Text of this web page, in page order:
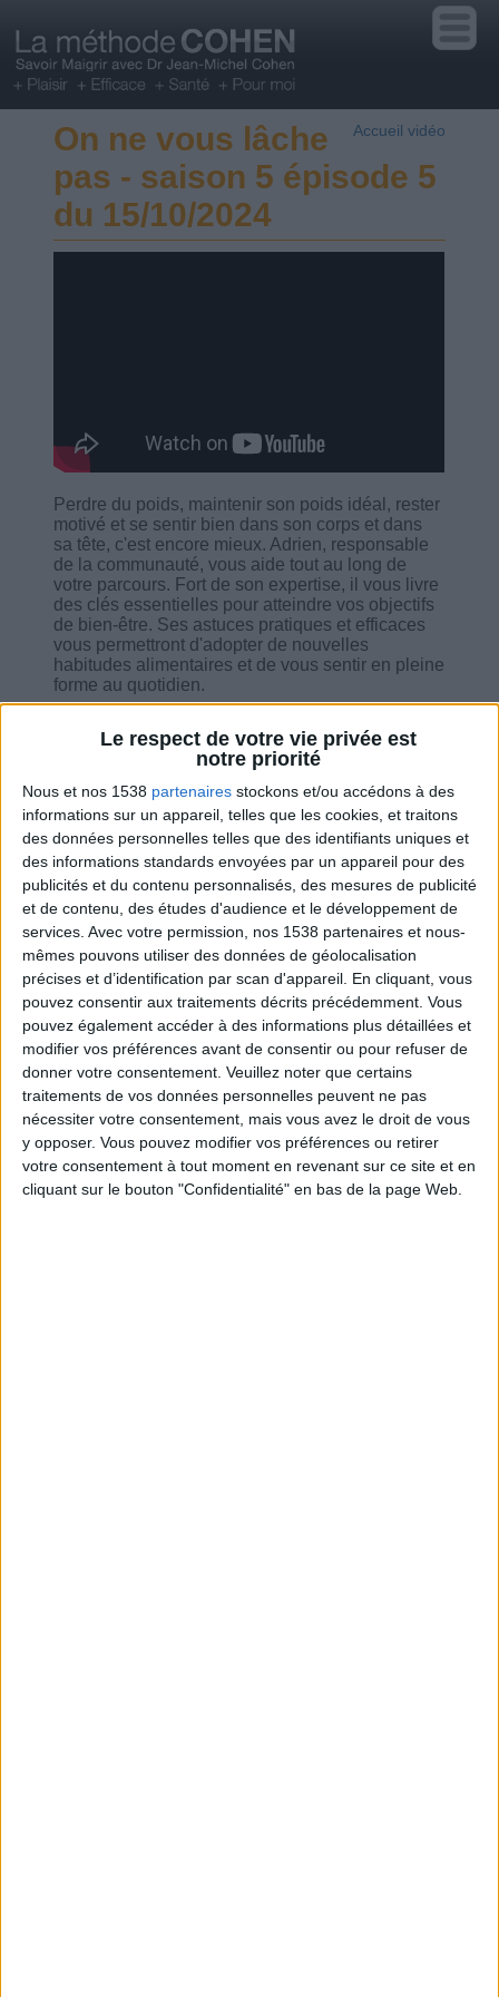
Le respect de votre vie privée est
notre priorité
Nous et nos 1538 partenaires stockons et/ou accédons à des
informations sur un appareil, telles que les cookies, et traitons
des données personnelles telles que des identifiants uniques et
des informations standards envoyées par un appareil pour des
publicités et du contenu personnalisés, des mesures de publicité
et de contenu, des études d'audience et le développement de
services. Avec votre permission, nos 1538 partenaires et nous-
mêmes pouvons utiliser des données de géolocalisation
précises et d’identification par scan d'appareil. En cliquant, vous
pouvez consentir aux traitements décrits précédemment. Vous
pouvez également accéder à des informations plus détaillées et
modifier vos préférences avant de consentir ou pour refuser de
donner votre consentement. Veuillez noter que certains
traitements de vos données personnelles peuvent ne pas
nécessiter votre consentement, mais vous avez le droit de vous
y opposer. Vous pouvez modifier vos préférences ou retirer
votre consentement à tout moment en revenant sur ce site et en
cliquant sur le bouton "Confidentialité" en bas de la page Web.
Accueil vidéo
On ne vous lâche
pas - saison 5 épisode 5
du 15/10/2024
Perdre du poids, maintenir son poids idéal, rester
motivé et se sentir bien dans son corps et dans
sa tête, c'est encore mieux. Adrien, responsable
de la communauté, vous aide tout au long de
votre parcours. Fort de son expertise, il vous livre
des clés essentielles pour atteindre vos objectifs
de bien-être. Ses astuces pratiques et efficaces
vous permettront d'adopter de nouvelles
habitudes alimentaires et de vous sentir en pleine
forme au quotidien.
Combien de kilos souhaitez-vous perdre ?
Moins de
5 kilos
De 5 à 10
kilos
Plus de
10 kilos
Service-client & Motivation Voir tout
Les équipes du Service-client et de la
Communauté Savoir Maigrir vous aident
chaque semaine à vous rapprocher
sereinement de votre objectif minceur.
Votre bilan minceur(env. 2